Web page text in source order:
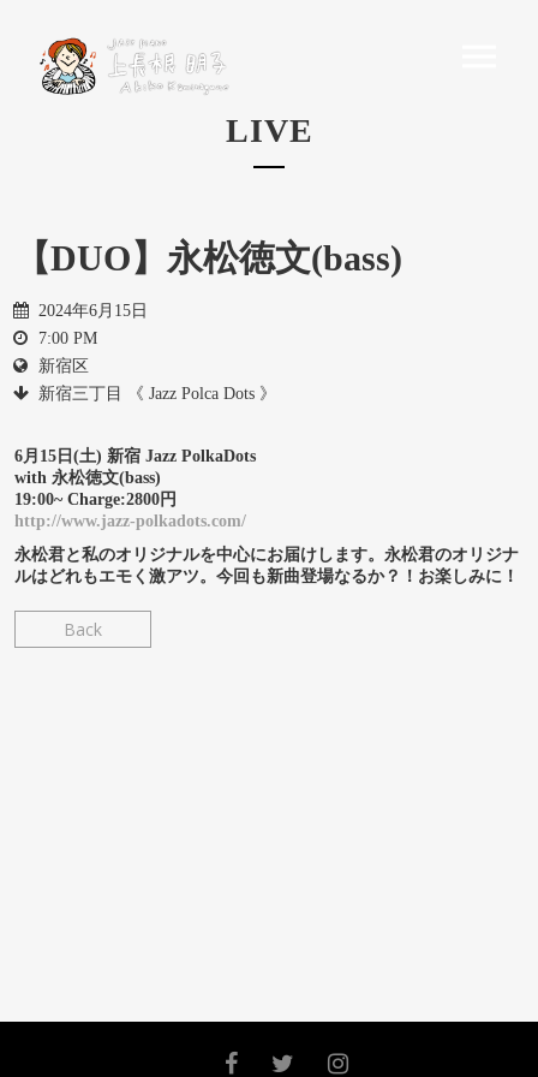
LIVE
【DUO】永松徳文(bass)
2024年6月15日
7:00 PM
新宿区
新宿三丁目 《 Jazz Polca Dots 》
6月15日(土) 新宿 Jazz PolkaDots
with 永松徳文(bass)
19:00~ Charge:2800円
http://www.jazz-polkadots.com/
永松君と私のオリジナルを中心にお届けします。永松君のオリジナ
ルはどれもエモく激アツ。今回も新曲登場なるか？！お楽しみに！
Back